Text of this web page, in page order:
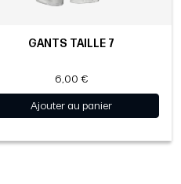
GANTS TAILLE 7
6,00 €
Ajouter au panier